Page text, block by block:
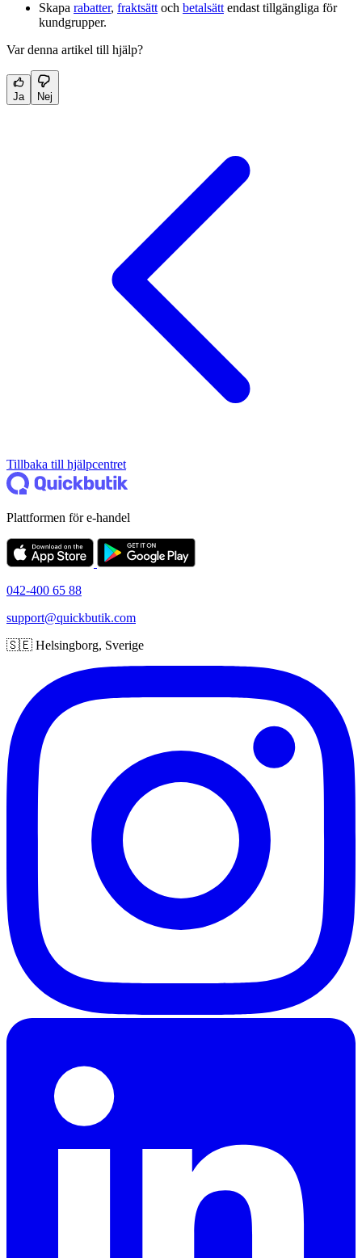
Skapa rabatter, fraktsätt och betalsätt endast tillgängliga för
kundgrupper.
Var denna artikel till hjälp?
Ja Nej
Tillbaka till hjälpcentret
Plattformen för e-handel
042-400 65 88
support@quickbutik.com
🇸🇪 Helsingborg, Sverige